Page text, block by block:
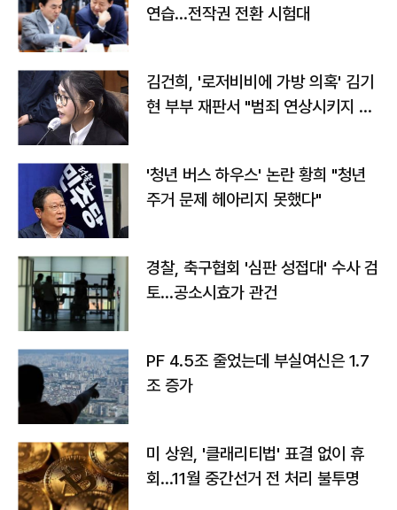
연습…전작권 전환 시험대
김건희, '로저비비에 가방 의혹' 김기
현 부부 재판서 "범죄 연상시키지 말
'청년 버스 하우스' 논란 황희 "청년
주거 문제 헤아리지 못했다"
경찰, 축구협회 '심판 성접대' 수사 검
토…공소시효가 관건
PF 4.5조 줄었는데 부실여신은 1.7
조 증가
미 상원, '클래리티법' 표결 없이 휴
회…11월 중간선거 전 처리 불투명